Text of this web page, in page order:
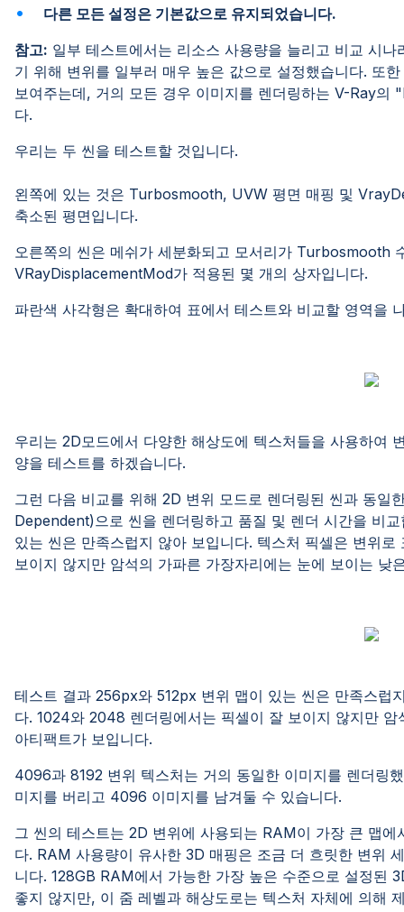
다른 모든 설정은 기본값으로 유지되었습니다.
참고: 일부 테스트에서는 리소스 사용량을 늘리고 비교 시
기 위해 변위를 일부러 매우 높은 값으로 설정했습니다. 또
보여주는데, 거의 모든 경우 이미지를 렌더링하는 V-Ray
다.
우리는 두 씬을 테스트할 것입니다.
왼쪽에 있는 것은 Turbosmooth, UVW 평면 매핑 및
축소된 평면입니다.
오른쪽의 씬은 메쉬가 세분화되고 모서리가 Turbosmooth
VRayDisplacementMod가 적용된 몇 개의 상자입니다.
파란색 사각형은 확대하여 표에서 테스트와 비교할 영역을
우리는 2D모드에서 다양한 해상도에 텍스처들을 사용하여
양을 테스트를 하겠습니다.
그런 다음 비교를 위해 2D 변위 모드로 렌더링된 씬과 동
Dependent)으로 씬을 렌더링하고 품질 및 렌더 시간을
있는 씬은 만족스럽지 않아 보입니다. 텍스처 픽셀은 변위
보이지 않지만 암석의 가파른 가장자리에는 눈에 보이는 낮
테스트 결과 256px와 512px 변위 맵이 있는 씬은 만족스럽
다. 1024와 2048 렌더링에서는 픽셀이 잘 보이지 않지만
아티팩트가 보입니다.
4096과 8192 변위 텍스처는 거의 동일한 이미지를 렌더링
미지를 버리고 4096 이미지를 남겨둘 수 있습니다.
그 씬의 테스트는 2D 변위에 사용되는 RAM이 가장 큰 맵
다. RAM 사용량이 유사한 3D 매핑은 조금 더 흐릿한 변위
니다. 128GB RAM에서 가능한 가장 높은 수준으로 설정된
좋지 않지만, 이 줌 레벨과 해상도로는 텍스처 자체에 의해